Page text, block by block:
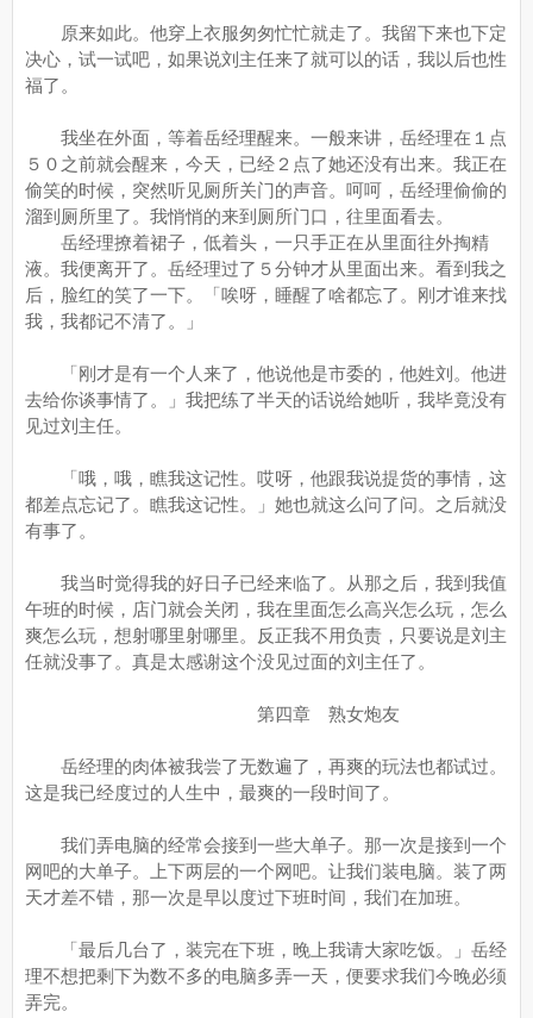
原来如此。他穿上衣服匆匆忙忙就走了。我留下来也下定
决心，试一试吧，如果说刘主任来了就可以的话，我以后也性
福了。
我坐在外面，等着岳经理醒来。一般来讲，岳经理在１点
５０之前就会醒来，今天，已经２点了她还没有出来。我正在
偷笑的时候，突然听见厕所关门的声音。呵呵，岳经理偷偷的
溜到厕所里了。我悄悄的来到厕所门口，往里面看去。
岳经理撩着裙子，低着头，一只手正在从里面往外掏精
液。我便离开了。岳经理过了５分钟才从里面出来。看到我之
后，脸红的笑了一下。「唉呀，睡醒了啥都忘了。刚才谁来找
我，我都记不清了。」
「刚才是有一个人来了，他说他是市委的，他姓刘。他进
去给你谈事情了。」我把练了半天的话说给她听，我毕竟没有
见过刘主任。
「哦，哦，瞧我这记性。哎呀，他跟我说提货的事情，这
都差点忘记了。瞧我这记性。」她也就这么问了问。之后就没
有事了。
我当时觉得我的好日子已经来临了。从那之后，我到我值
午班的时候，店门就会关闭，我在里面怎么高兴怎么玩，怎么
爽怎么玩，想射哪里射哪里。反正我不用负责，只要说是刘主
任就没事了。真是太感谢这个没见过面的刘主任了。
第四章 熟女炮友
岳经理的肉体被我尝了无数遍了，再爽的玩法也都试过。
这是我已经度过的人生中，最爽的一段时间了。
我们弄电脑的经常会接到一些大单子。那一次是接到一个
网吧的大单子。上下两层的一个网吧。让我们装电脑。装了两
天才差不错，那一次是早以度过下班时间，我们在加班。
「最后几台了，装完在下班，晚上我请大家吃饭。」岳经
理不想把剩下为数不多的电脑多弄一天，便要求我们今晚必须
弄完。